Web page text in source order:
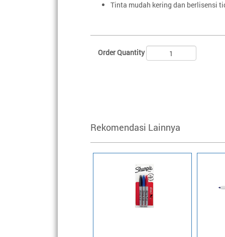
Tinta mudah kering dan berlisensi
Order Quantity
Rekomendasi Lainnya